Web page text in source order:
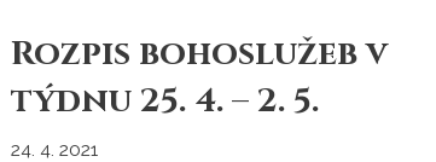
Rozpis bohoslužeb v
týdnu 25. 4. – 2. 5.
24. 4. 2021